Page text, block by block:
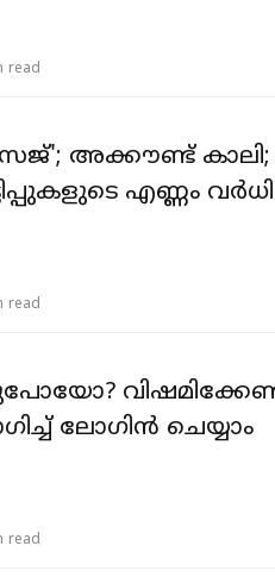
read
അക്കൗണ്ട് കാലി;
എണ്ണം
read
ലോഗിന്‍ ചെയ്യാം
read